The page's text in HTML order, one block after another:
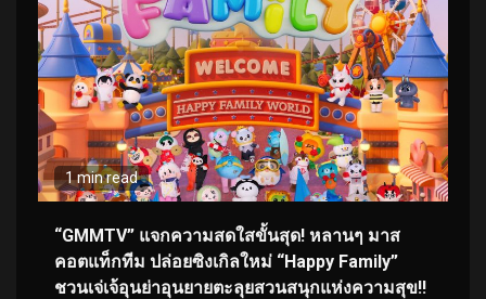
1 min read
“GMMTV” แจกความสดใสขั้นสุด! หลานๆ มาส
คอตแท็กทีม ปล่อยซิงเกิลใหม่ “Happy Family”
ชวนเจ่เจ้อุนย่าอุนยายตะลุยสวนสนุกแห่งความสุข!!